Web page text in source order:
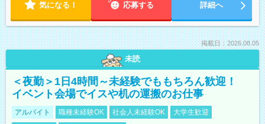
気になる！ 応募する 詳細へ
掲載日：2026.08.05
未読
＜夜勤＞1日4時間～未経験でももちろん歓迎！
イベント会場でイスや机の運搬のお仕事
アルバイト 職種未経験OK 社会人未経験OK
大学生歓迎